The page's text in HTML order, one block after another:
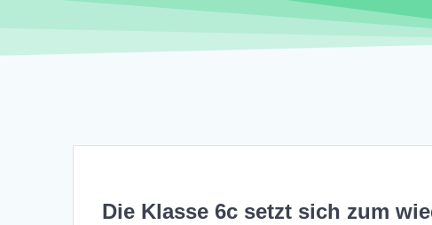
Die Klasse 6c setzt sich zum